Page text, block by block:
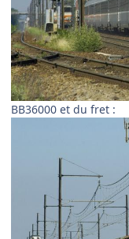
BB36000 et du fret :